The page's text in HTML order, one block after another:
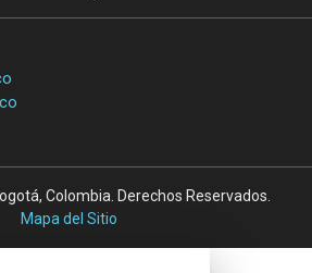
Colombia. Derechos Reservados.
Mapa del Sitio